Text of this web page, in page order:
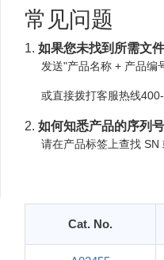
常见问题
1. 如果您未找到所需文
发送"产品名称 + 产品编
或直接拨打客服热线
2. 如何知悉产品的序列
请在产品标签上查找 SN
Cat. No.